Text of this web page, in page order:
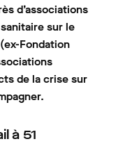
d’associations
sur le
Fondation
de la crise sur
à 51